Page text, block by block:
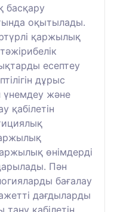
басқару
оқытылады.
қаржылық
есептеу
дұрыс
және
қабілетін
өнімдерді
Пән
бағалау
дағдыларды
қабілетін